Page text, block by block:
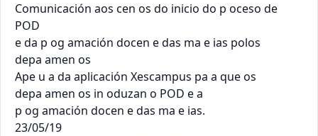
Comunicación aos cen os do inicio do p oceso de
POD
e da p og amación docen e das ma e ias polos
depa amen os
Ape u a da aplicación Xescampus pa a que os
depa amen os in oduzan o POD e a
p og amación docen e das ma e ias.
23/05/19